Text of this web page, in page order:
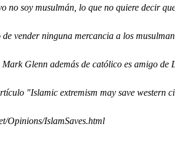
no soy musulmán, lo que no quiere decir
vender ninguna mercancia a los
Glenn además de católico es amigo de
"Islamic extremism may save western
Opinions/IslamSaves.html